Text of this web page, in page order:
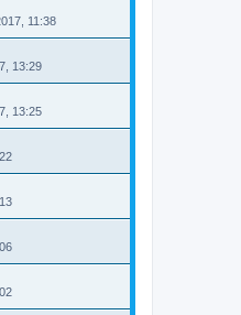
11:38
13:29
13:25